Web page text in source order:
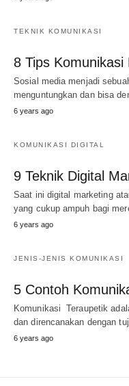
TEKNIK KOMUNIKASI
8 Tips Komunikasi
Sosial media menjadi
menguntungkan dan bisa
6 years ago
KOMUNIKASI DIGITAL
9 Teknik Digital
Saat ini digital marketing
yang cukup ampuh bagi
6 years ago
JENIS-JENIS KOMUNIKASI
5 Contoh
Komunikasi Teraupetik
dan direncanakan dengan
6 years ago